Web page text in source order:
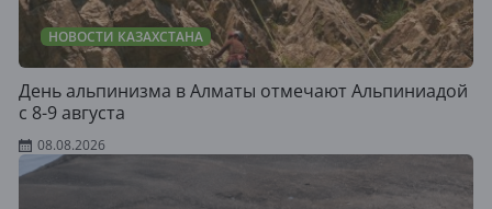
НОВОСТИ КАЗАХСТАНА
День альпинизма в Алматы отмечают Альпиниадой
с 8-9 августа
08.08.2026